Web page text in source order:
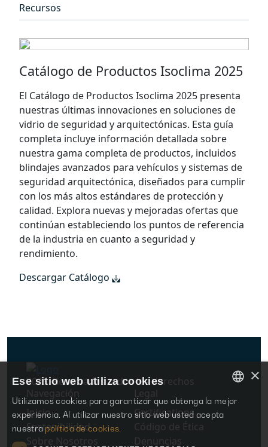
Recursos
Catálogo de Productos Isoclima 2025
El Catálogo de Productos Isoclima 2025 presenta
nuestras últimas innovaciones en soluciones de
vidrio de seguridad y arquitectónicas. Esta guía
completa incluye información detallada sobre
nuestra gama completa de productos, incluidos
blindajes avanzados para vehículos y sistemas de
seguridad arquitectónica, diseñados para cumplir
con los más altos estándares de protección y
calidad. Explora nuevas y mejoradas ofertas que
continúan estableciendo los puntos de referencia
de la industria en cuanto a seguridad y
rendimiento.
Descargar Catálogo
2025. Reservados todos los derechos
Navegación
Inicio
Sostenibilidad
Sobre Nosotros
Legal
Certifications
Código de Ética
Denuncias
ENGLISH
×
Ese sitio web utiliza cookies
Utilizamos cookies para garantizar que obtenga la mejor
experiencia. Al utilizar nuestro sitio web usted acepta
nuestrapolítica de cookies.